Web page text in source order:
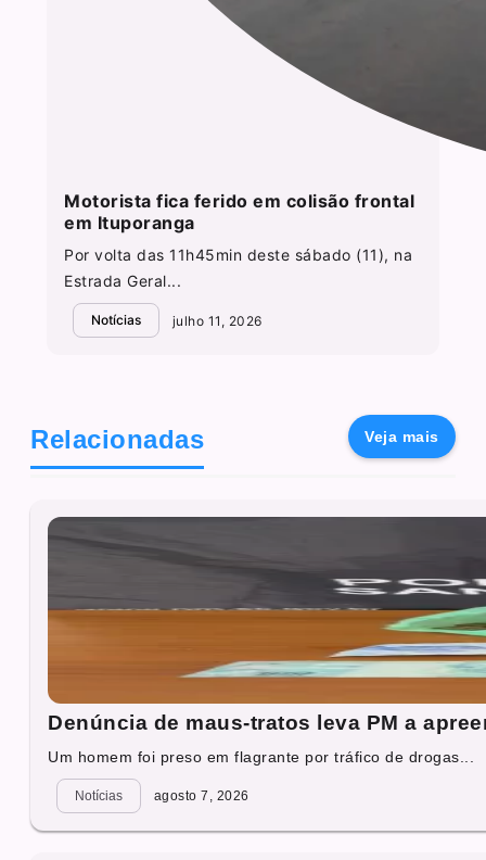
Motorista fica ferido em colisão frontal
em Ituporanga
Por volta das 11h45min deste sábado (11), na
Estrada Geral...
Notícias julho 11, 2026
Relacionadas Veja mais
Denúncia de maus-tratos leva PM a
Um homem foi preso em flagrante por tráfico de drogas...
Notícias agosto 7, 2026